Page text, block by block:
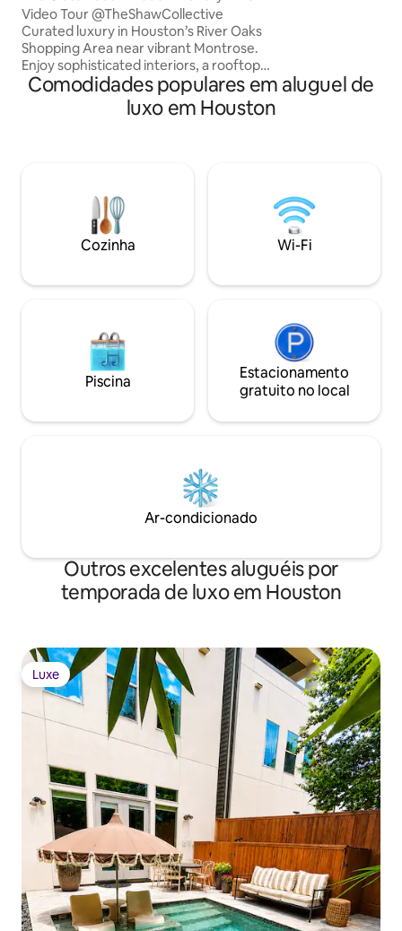
Oaks•Elevator
Video Tour @TheShawCollective
Curated luxury in Houston’s River Oaks
Shopping Area near vibrant Montrose.
Enjoy sophisticated interiors, a rooftop
terrace with downtown views, lounge
seating, and an 85” outdoor TV.
ELEVATOR ACCESS! 92 WALK SCORE! ⚽️
Texas Med Center 4.2mi ~12min 🏀
Toyota Center 3mi~10min ⛳️ Memorial
Park 2.7 mi ~ 8 mins
Comodidades populares em aluguel de
luxo em Houston
Cozinha Wi-Fi
Piscina
Estacionamento
gratuito no local
Ar-condicionado
Outros excelentes aluguéis por
temporada de luxo em Houston
Luxe
Luxe